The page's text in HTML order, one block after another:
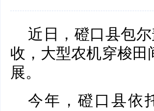
近日，磴口县包
收，大型农机穿梭
展。
今年，磴口县依